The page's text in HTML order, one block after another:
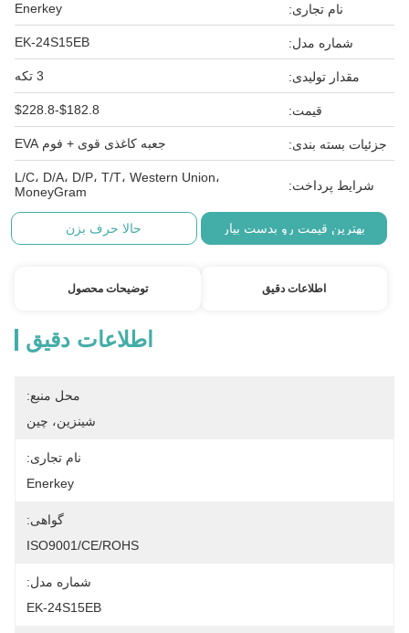
نام تجاری: Enerkey
شماره مدل: EK-24S15EB
مقدار تولیدی: 3 تکه
قیمت: $182.8-$228.8
جزئیات بسته بندی: جعبه کاغذی قوی + فوم EVA
شرایط پرداخت:
L/C، D/A، D/P، T/T، Western Union،
MoneyGram
بهترین قیمت رو بدست بیار حالا حرف بزن
اطلاعات دقیق توضیحات محصول
اطلاعات دقیق
محل منبع:
شينزين، چين
نام تجاری:
Enerkey
گواهی:
ISO9001/CE/ROHS
شماره مدل:
EK-24S15EB